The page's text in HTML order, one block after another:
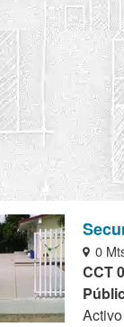
0
CCT